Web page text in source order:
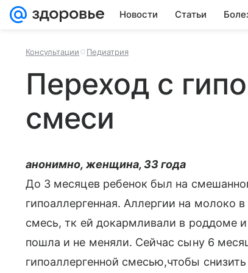
Новости Статьи
Консультации Педиатрия
Переход с
смеси
анонимно, женщина, 33 года
До 3 месяцев ребенок был на
гипоаллергенная. Аллергии на молоко
смесь, тк ей докармливали в роддоме
пошла и не меняли. Сейчас сыну 6
гипоаллергенной смесью,чтобы